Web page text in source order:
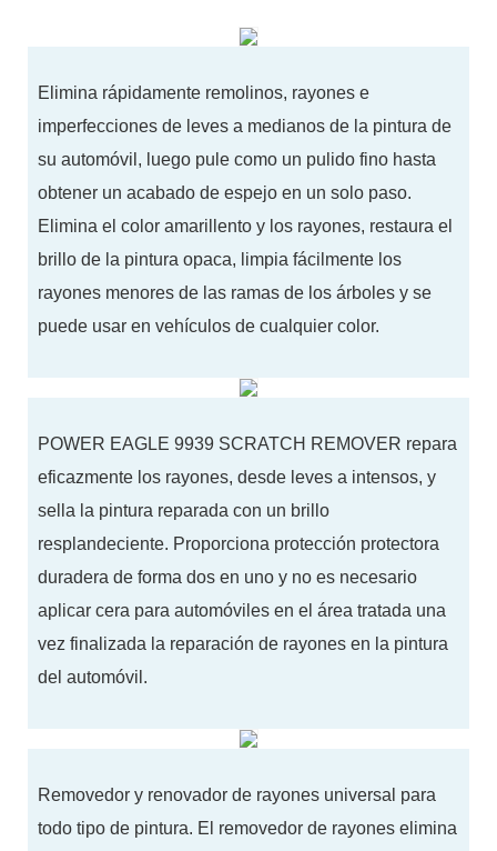
Removedor y renovador de rayones universal para
todo tipo de pintura. El removedor de rayones elimina
POWER EAGLE 9939 SCRATCH REMOVER repara
eficazmente los rayones, desde leves a intensos, y
sella la pintura reparada con un brillo
resplandeciente. Proporciona protección protectora
duradera de forma dos en uno y no es necesario
aplicar cera para automóviles en el área tratada una
vez finalizada la reparación de rayones en la pintura
del automóvil.
Elimina rápidamente remolinos, rayones e
imperfecciones de leves a medianos de la pintura de
su automóvil, luego pule como un pulido fino hasta
obtener un acabado de espejo en un solo paso.
Elimina el color amarillento y los rayones, restaura el
brillo de la pintura opaca, limpia fácilmente los
rayones menores de las ramas de los árboles y se
puede usar en vehículos de cualquier color.